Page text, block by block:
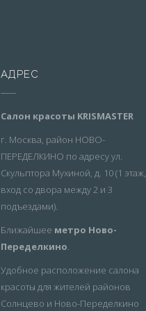
АДРЕС
Салон красоты KRISMASTER
г. Москва, район НОВО-
ПЕРЕДЕЛКИНО по адресу ул.
Скульптора Мухиной, д. 10 (1 этаж,
вход со двора между 2 и 3
подъездами).
Ближайшее метро Ново-
Переделкино.
Удобное расположение салона
красоты для жителей районов
Солнцево и Ново-Переделкино